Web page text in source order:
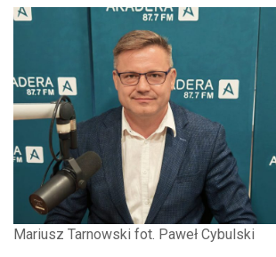
Mariusz Tarnowski fot. Paweł Cybulski